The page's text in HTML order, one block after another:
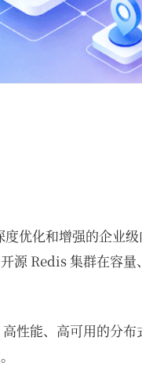
优化和增强的企业
源 Redis 集群在容
性能、高可用的分